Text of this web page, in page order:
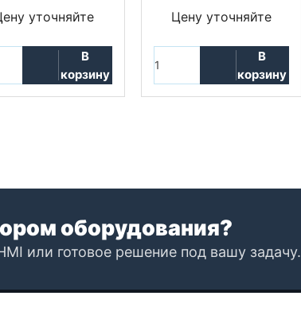
уточняйте
В
корзину
Цену уточняйте
В
корзину
оборудования?
или готовое решение под вашу задачу.